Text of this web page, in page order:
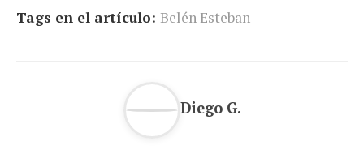
Tags en el artículo: Belén Esteban
Diego G.